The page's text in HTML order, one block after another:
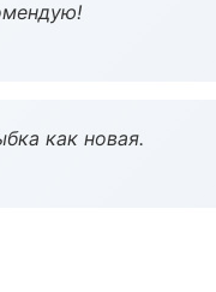
как новая.